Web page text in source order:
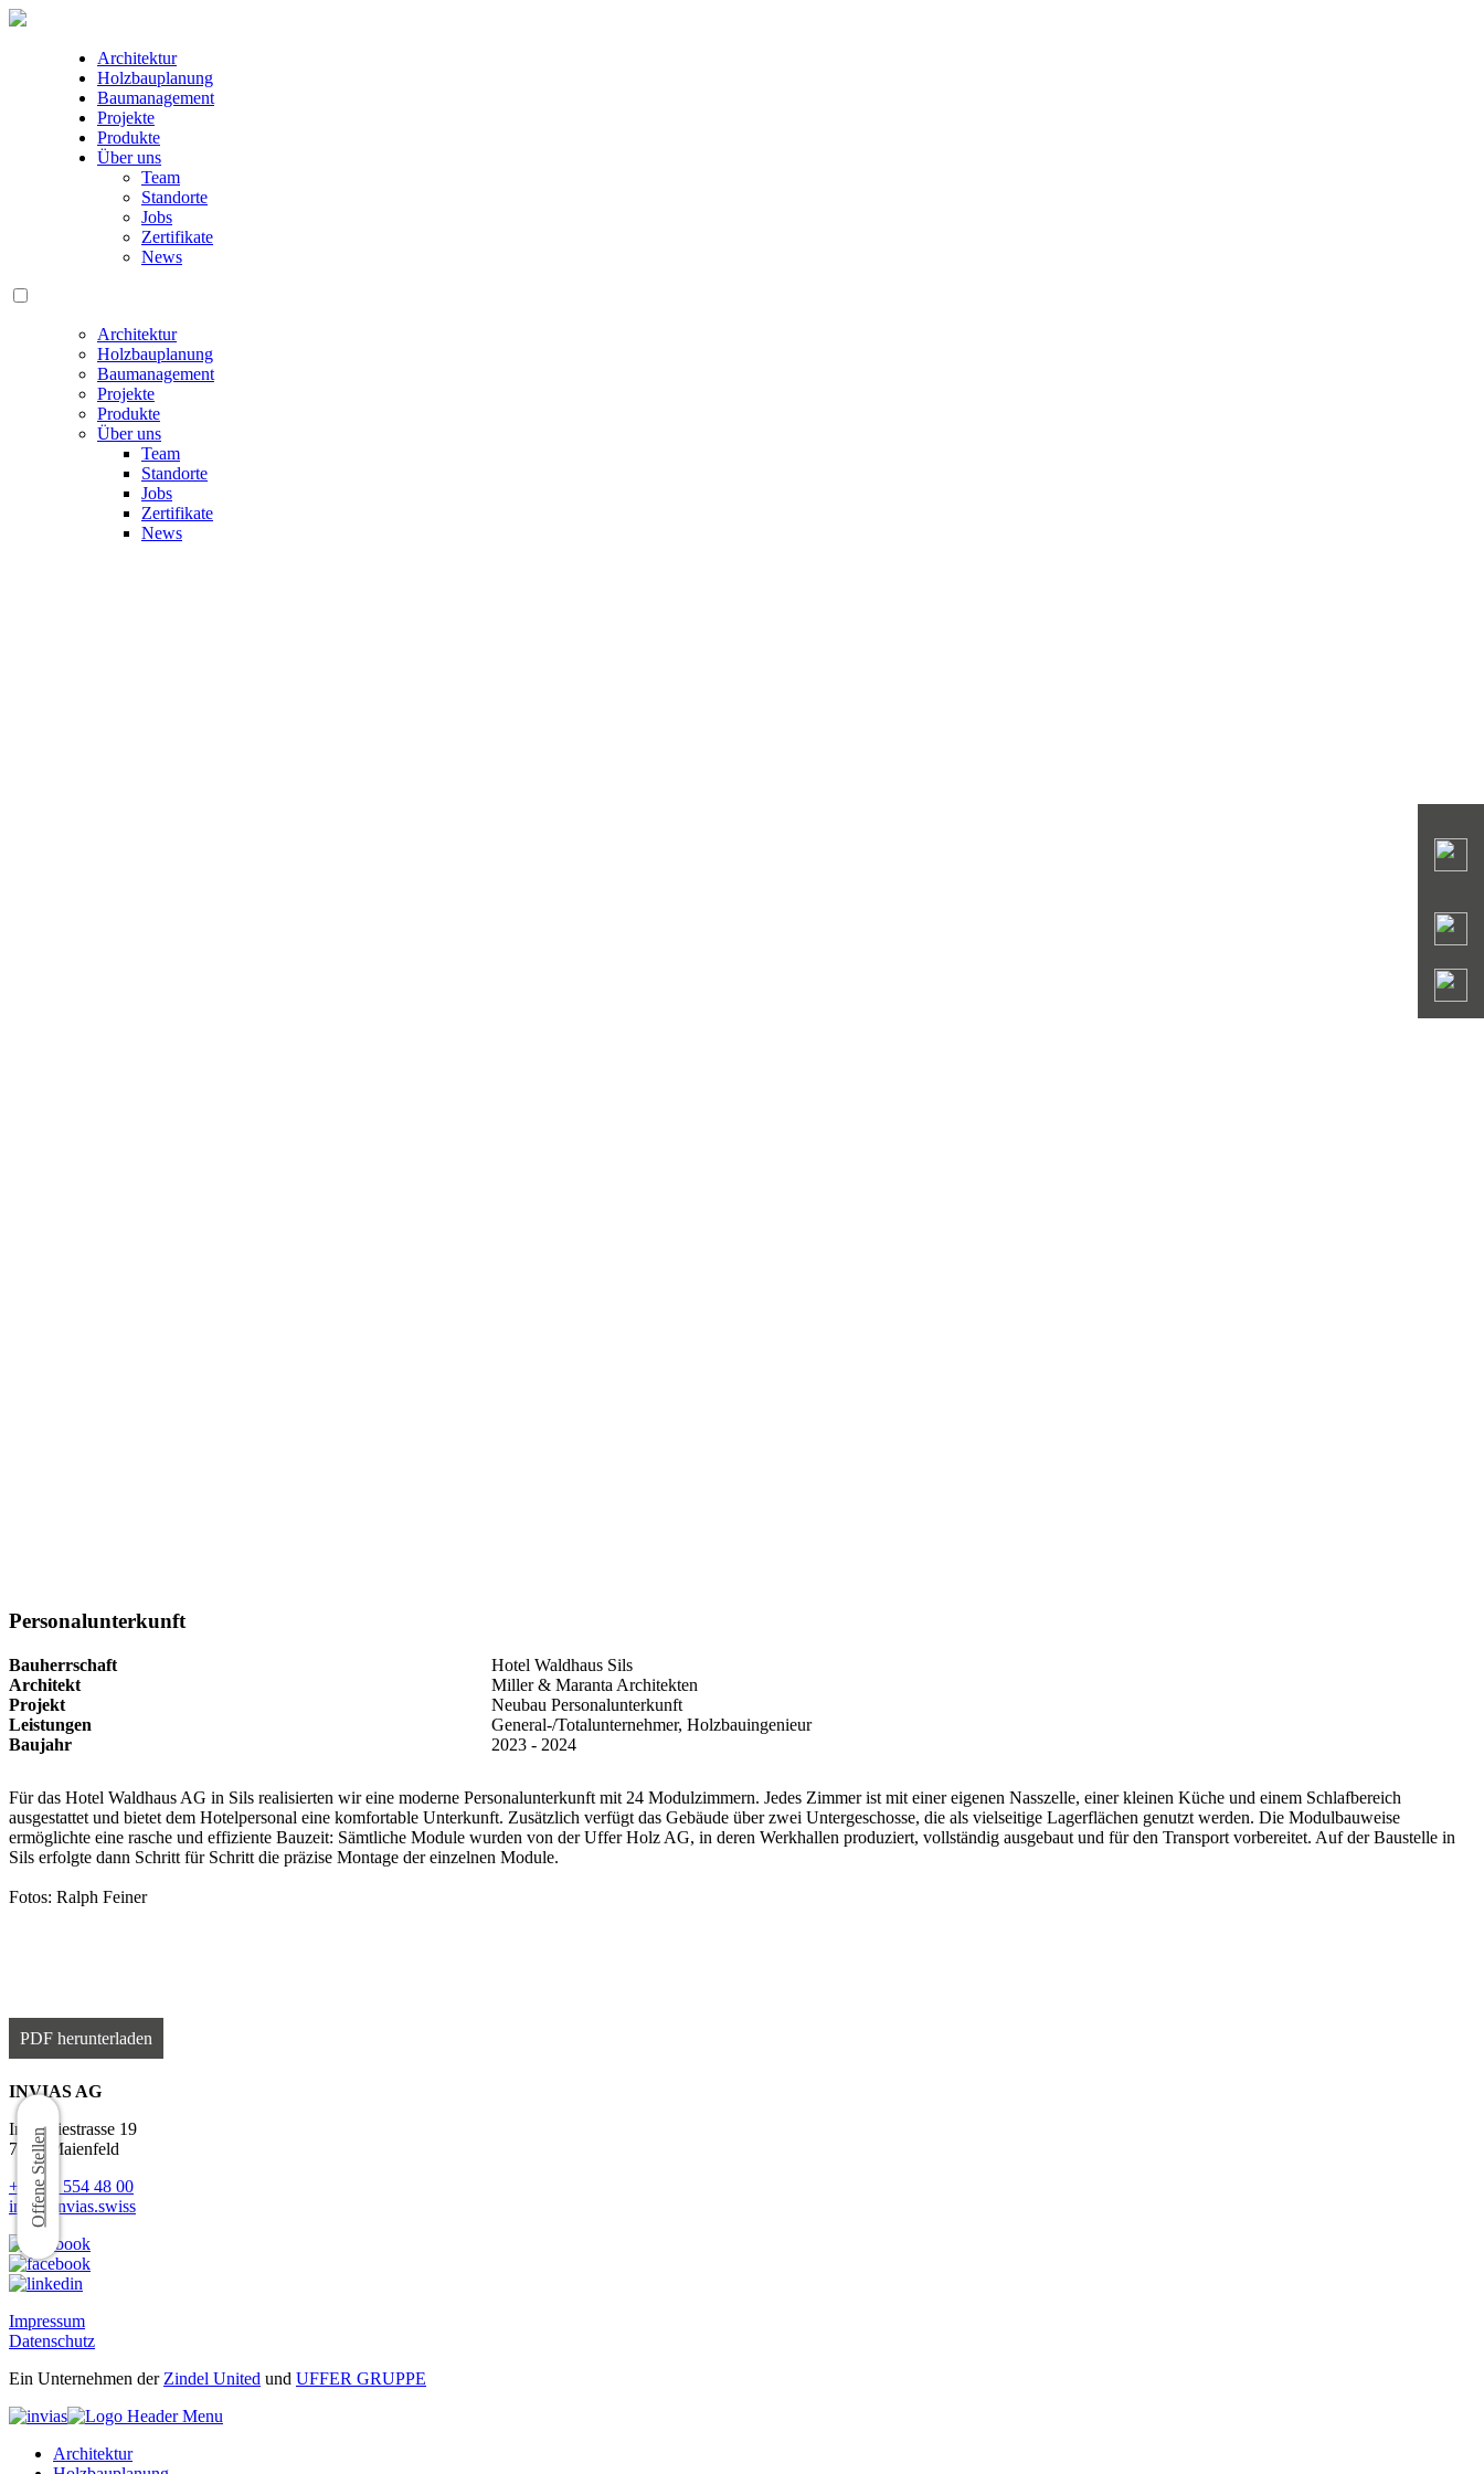
Architektur
Holzbauplanung
Baumanagement
Projekte
Produkte
Über uns
Team
Standorte
Jobs
Zertifikate
News
Architektur
Holzbauplanung
Baumanagement
Projekte
Produkte
Über uns
Team
Standorte
Jobs
Zertifikate
News
Personalunterkunft
Bauherrschaft
Hotel Waldhaus Sils
Architekt
Miller & Maranta Architekten
Projekt
Neubau Personalunterkunft
Leistungen
General-/Totalunternehmer, Holzbauingenieur
Baujahr
2023 - 2024
Für das Hotel Waldhaus AG in Sils realisierten wir eine moderne Personalunterkunft mit 24 Modulzimmern. Jedes Zimmer ist mit einer eigenen Nasszelle, einer kleinen Küche und einem Schlafbereich
ausgestattet und bietet dem Hotelpersonal eine komfortable Unterkunft. Zusätzlich verfügt das Gebäude über zwei Untergeschosse, die als vielseitige Lagerflächen genutzt werden. Die Modulbauweise
ermöglichte eine rasche und effiziente Bauzeit: Sämtliche Module wurden von der Uffer Holz AG, in deren Werkhallen produziert, vollständig ausgebaut und für den Transport vorbereitet. Auf der Baustelle in
Sils erfolgte dann Schritt für Schritt die präzise Montage der einzelnen Module.
Fotos: Ralph Feiner
PDF herunterladen
INVIAS AG
Offene Stellen
Industriestrasse 19
7304 Maienfeld
+41 81 554 48 00
info@invias.swiss
Impressum
Datenschutz
Ein Unternehmen der Zindel United und UFFER GRUPPE
Architektur